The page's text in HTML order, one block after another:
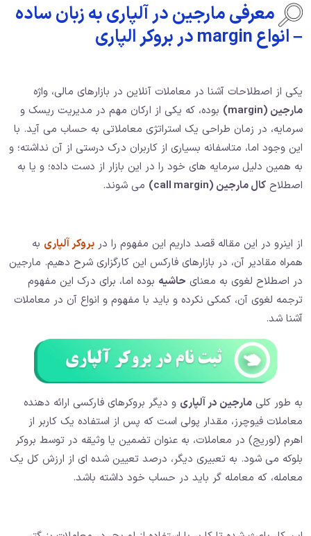
معرفی مارجین در آلپاری به زبان ساده
– انواع margin در بروکر الپاری
یکی از اصطلاحات آشنا در معاملات آنلاین در بازارهای مالی، واژه
مارجین (margin)
بوده، که یکی از ارکان مهم در مدیریت ریسک و
سرمایه، در زمان طراحی یک استراتژی معاملاتی به حساب می آید. با
این وجود اما، متاسفانه بسیاری از کاربران درک درستی از آن نداشته؛ و
به همین دلیل سرمایه های خود را در این بازار از دست داده؛ و یا به
اصطلاح کال مارجین (call margin) می شوند.
از اینرو در این مقاله قصد داریم این مفهوم را در بروکر آلپاری به
همراه مقادیر آن، در بازارهای فارکس این کارگزاری شرح دهیم. مارجین
در اصطلاح لغوی به معنای حاشیه بوده اما، برای درک این مفهوم
ترجمه لغوی آن، کمکی نکرده و باید با مفهوم و انواع آن در معاملات
آشنا شد.
به طور کلی مارجین در آلپاری و دیگر بروکرهای فارکسی ارائه دهنده
معاملات فیوچرز، مقدار پولی است که پس از استفاده یک کاربر از
اهرم (لوریج) در معاملات، به عنوان تضمین یا وثیقه در توسط بروکر
بلوکه می شود. به تعبیری دیگر، درصد تعیین شده ای از ارزش کل یک
معامله، که معامله گر باید در حساب خود داشته باشد.